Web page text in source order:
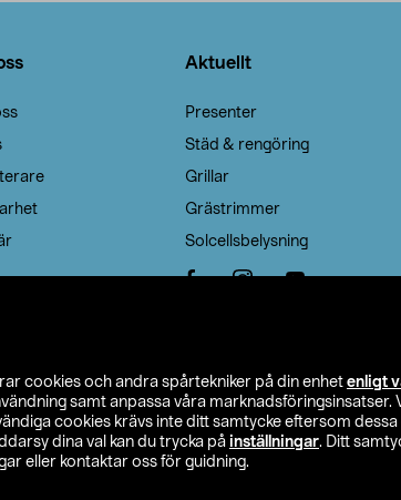
cookies och andra spårtekniker på din enhet enligt
samt anpassa våra marknadsföringsinsatser.
cookies krävs inte ditt samtycke eftersom
dina val kan du trycka på inställningar. Ditt
eller kontaktar oss för guidning.
Aktuellt
Presenter
Städ & rengöring
Grillar
Grästrimmer
Solcellsbelysning